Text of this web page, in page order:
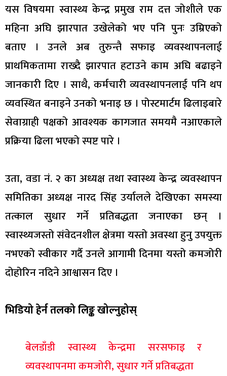
यस विषयमा स्वास्थ्य केन्द्र प्रमुख राम दत्त जोशीले एक
महिना अघि झारपात उखेलेको भए पनि पुनः उम्रिएको
बताए । उनले अब तुरुन्तै सफाइ व्यवस्थापनलाई
प्राथमिकतामा राख्दै झारपात हटाउने काम अघि बढाइने
जानकारी दिए । साथै, कर्मचारी व्यवस्थापनलाई पनि थप
व्यवस्थित बनाइने उनको भनाइ छ । पोस्टमार्टम ढिलाइबारे
सेवाग्राही पक्षको आवश्यक कागजात समयमै नआएकाले
प्रक्रिया ढिला भएको स्पष्ट पारे ।
उता, वडा नं. २ का अध्यक्ष तथा स्वास्थ्य केन्द्र व्यवस्थापन
समितिका अध्यक्ष नारद सिंह उर्यालले देखिएका समस्या
तत्काल सुधार गर्ने प्रतिबद्धता जनाएका छन् ।
स्वास्थ्यजस्तो संवेदनशील क्षेत्रमा यस्तो अवस्था हुनु उपयुक्त
नभएको स्वीकार गर्दै उनले आगामी दिनमा यस्तो कमजोरी
दोहोरिन नदिने आश्वासन दिए ।
भिडियो हेर्न तलको लिङ्क खोल्नुहोस्
बेलडाँडी स्वास्थ्य केन्द्रमा सरसफाइ र
व्यवस्थापनमा कमजोरी, सुधार गर्ने प्रतिबद्धता